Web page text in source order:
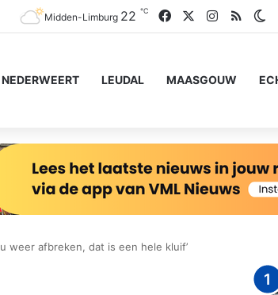
Midden-Limburg 22 ℃ FacebookInstagram
RSS
NEDERWEERT LEUDAL MAASGOUW
weer afbreken, dat is een hele kluif’